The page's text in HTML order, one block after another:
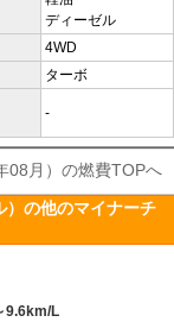
ディーゼル
4WD
ターボ
-
08月）の燃費TOPへ
）の他のマイナーチ
9.6km/L